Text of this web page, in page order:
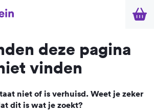
deze pagina
vinden
niet of is verhuisd. Weet je zeker
dit is wat je zoekt?